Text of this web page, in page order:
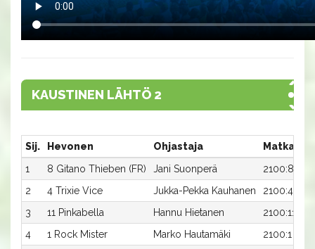
KAUSTINEN LÄHTÖ 2
Sij. Hevonen Ohjastaja
1
8 Gitano Thieben (FR) Jani Suonperä
2100:8
2
4 Trixie Vice Jukka-Pekka Kauhanen
2100:4
3
11 Pinkabella Hannu Hietanen
2100:11
4
1 Rock Mister Marko Hautamäki
2100:1